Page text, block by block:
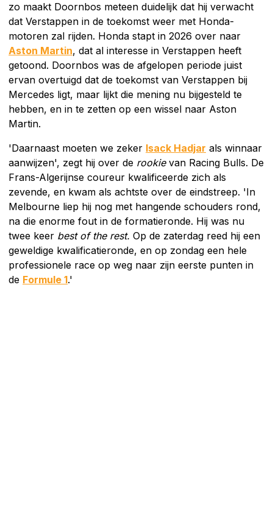
zo maakt Doornbos meteen duidelijk dat hij verwacht
dat Verstappen in de toekomst weer met Honda-
motoren zal rijden. Honda stapt in 2026 over naar
Aston Martin, dat al interesse in Verstappen heeft
getoond. Doornbos was de afgelopen periode juist
ervan overtuigd dat de toekomst van Verstappen bij
Mercedes ligt, maar lijkt die mening nu bijgesteld te
hebben, en in te zetten op een wissel naar Aston
Martin.
'Daarnaast moeten we zeker Isack Hadjar als winnaar
aanwijzen', zegt hij over de rookievan Racing Bulls. De
Frans-Algerijnse coureur kwalificeerde zich als
zevende, en kwam als achtste over de eindstreep. 'In
Melbourne liep hij nog met hangende schouders rond,
na die enorme fout in de formatieronde. Hij was nu
twee keer best of the rest. Op de zaterdag reed hij een
geweldige kwalificatieronde, en op zondag een hele
professionele race op weg naar zijn eerste punten in
de Formule 1.'